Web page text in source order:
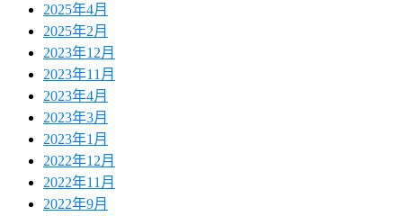
2025年4月
2025年2月
2023年12月
2023年11月
2023年4月
2023年3月
2023年1月
2022年12月
2022年11月
2022年9月